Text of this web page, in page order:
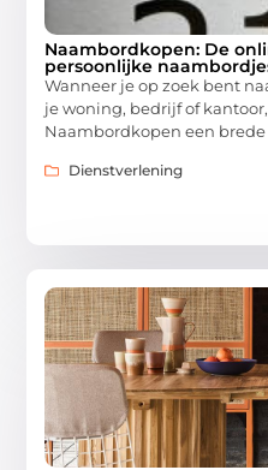
Naambordkopen: De
persoonlijke
Wanneer je op zoek bent
je woning, bedrijf of
Naambordkopen een
Dienstverlening